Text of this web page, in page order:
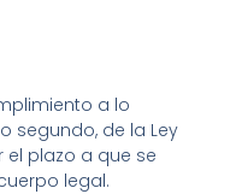
a lo
segundo, de la Ley
el plazo a que se
legal.